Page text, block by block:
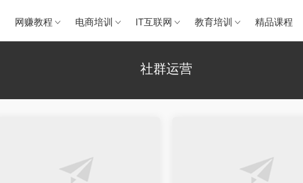
网赚教程 电商培训 IT互联网 教育培训 精品课程
社群运营